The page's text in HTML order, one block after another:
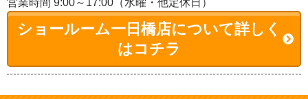
ショールーム一日橋店について詳しく
はコチラ